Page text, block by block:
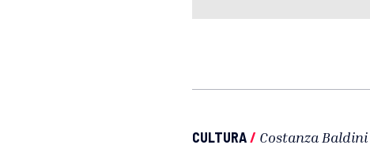
CULTURA/ Costanza Baldini